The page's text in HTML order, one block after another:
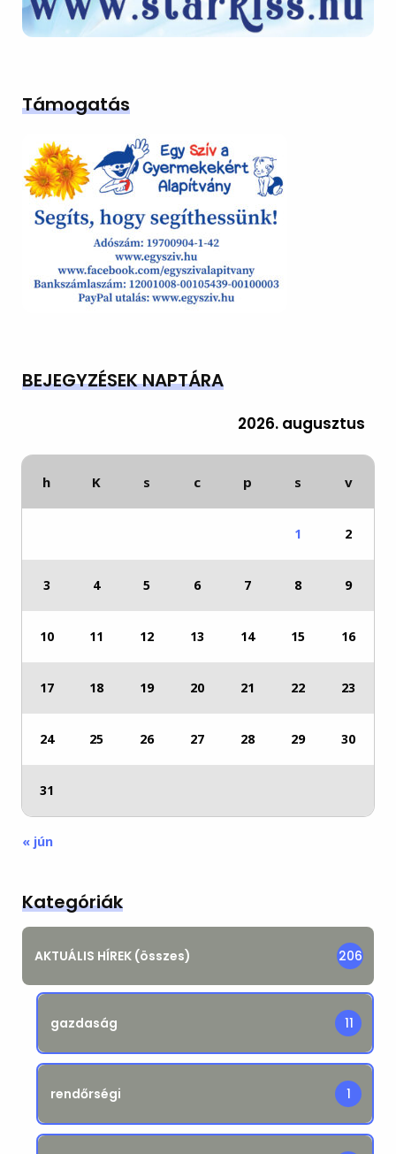
Támogatás
BEJEGYZÉSEK NAPTÁRA
2026. augusztus
h K s c p s v
1 2
3 4 5 6 7 8 9
10 11 12 13 14 15 16
17 18 19 20 21 22 23
24 25 26 27 28 29 30
31
« jún
Kategóriák
AKTUÁLIS HÍREK (összes) 206
gazdaság 11
rendőrségi 1